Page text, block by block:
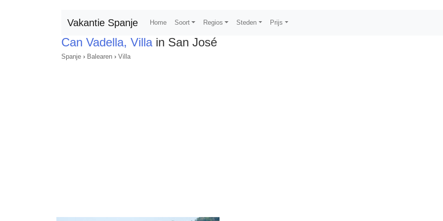
Vakantie Spanje Home Soort Regios Steden Prijs
Can Vadella, Villain San José
Spanje › Balearen › Villa